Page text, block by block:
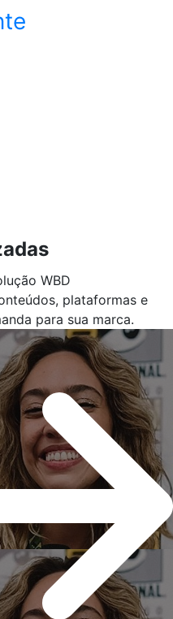
WBD
plataformas e
para sua marca.